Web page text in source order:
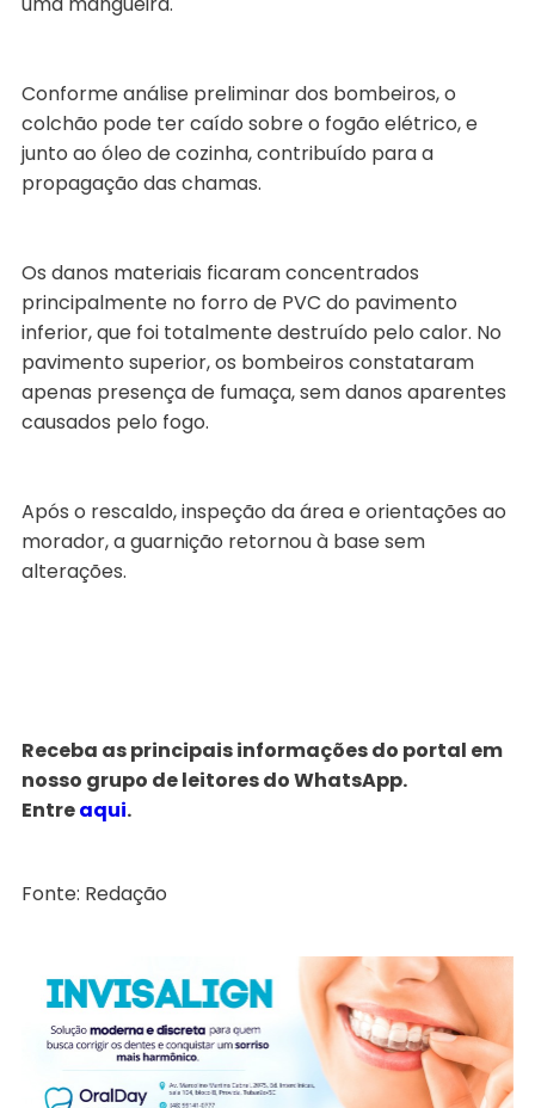
Conforme análise preliminar dos bombeiros, o
colchão pode ter caído sobre o fogão elétrico, e
junto ao óleo de cozinha, contribuído para a
propagação das chamas.
Os danos materiais ficaram concentrados
principalmente no forro de PVC do pavimento
inferior, que foi totalmente destruído pelo calor. No
pavimento superior, os bombeiros constataram
apenas presença de fumaça, sem danos aparentes
causados pelo fogo.
Após o rescaldo, inspeção da área e orientações ao
morador, a guarnição retornou à base sem
alterações.
Receba as principais informações do portal em
nosso grupo de leitores do WhatsApp.
Entreaqui.
Fonte: Redação